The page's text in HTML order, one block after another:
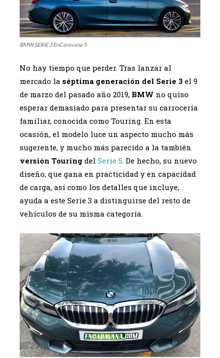
BMW SERIE 3 EnCaravana 5
No hay tiempo que perder. Tras lanzar al
mercado la séptima generación del Serie 3 el 9
de marzo del pasado año 2019, BMW no quiso
esperar demasiado para presentar su carrocería
familiar, conocida como Touring. En esta
ocasión, el modelo luce un aspecto mucho más
sugerente, y mucho más parecido a la también
versión Touring del Serie 5. De hecho, su nuevo
diseño, que gana en practicidad y en capacidad
de carga, así como los detalles que incluye,
ayuda a este Serie 3 a distinguirse del resto de
vehículos de su misma categoría.